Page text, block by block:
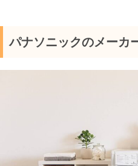
パナソニックのメーカ